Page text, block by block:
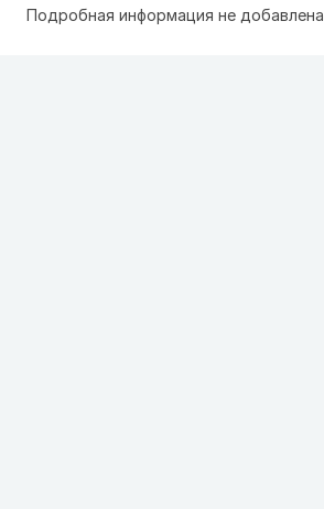
Подробная информация не добавлена